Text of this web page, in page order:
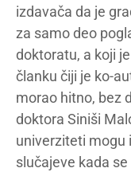
izdavača da je
za samo deo
doktoratu, a koji
članku čiji je ko-
morao hitno, bez
doktora Siniši
univerziteti mogu
slučajeve kada